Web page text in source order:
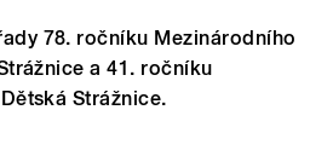
78. ročníku Mezinárodního
a 41. ročníku
Strážnice.